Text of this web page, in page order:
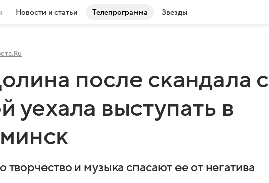
Новости и статьи Телепрограмма Звезды
после скандала с
уехала выступать в
творчество и музыка спасают ее от негатива